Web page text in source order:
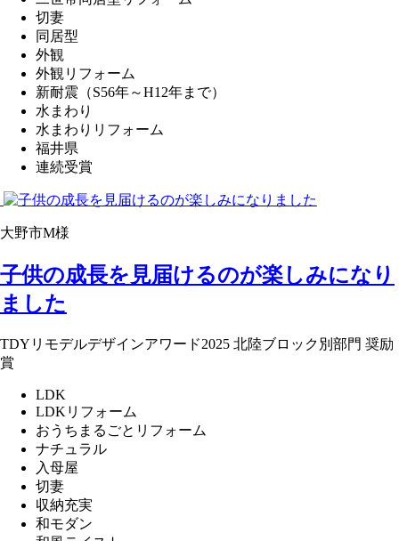
切妻
同居型
外観
外観リフォーム
新耐震（S56年～H12年まで）
水まわり
水まわりリフォーム
福井県
連続受賞
大野市M様
子供の成長を見届けるのが楽しみになり
ました
TDYリモデルデザインアワード2025 北陸ブロック別部門 奨励
賞
LDK
LDKリフォーム
おうちまるごとリフォーム
ナチュラル
入母屋
切妻
収納充実
和モダン